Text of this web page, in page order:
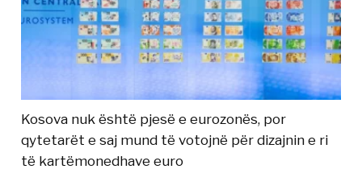
Kosova nuk është pjesë e eurozonës, por
qytetarët e saj mund të votojnë për dizajnin e ri
të kartëmonedhave euro